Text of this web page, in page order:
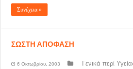
Συνέχεια »
ΣΩΣΤΗ ΑΠΟΦΑΣΗ
6 Οκτωβρίου, 2003 Γενικά περί